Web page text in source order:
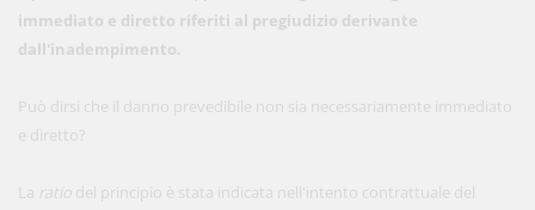
immediato e diretto riferiti al pregiudizio derivante
dall'inadempimento.
Può dirsi che il danno prevedibile non sia necessariamente immediato
e diretto?
La ratio del principio è stata indicata nell'intento contrattuale del